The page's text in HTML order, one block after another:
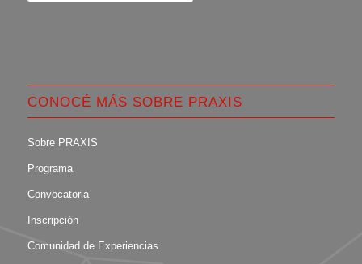
CONOCÉ MÁS SOBRE PRAXIS
Sobre PRAXIS
Programa
Convocatoria
Inscripción
Comunidad de Experiencias